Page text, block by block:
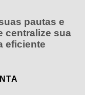
pautas e
centralize sua
eficiente